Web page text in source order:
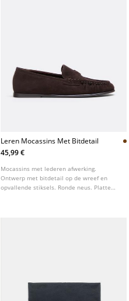
Leren Mocassins Met Bitdetail
45,99 €
Mocassins met lederen afwerking.
Ontwerp met bitdetail op de wreef en
opvallende stiksels. Ronde neus. Platte